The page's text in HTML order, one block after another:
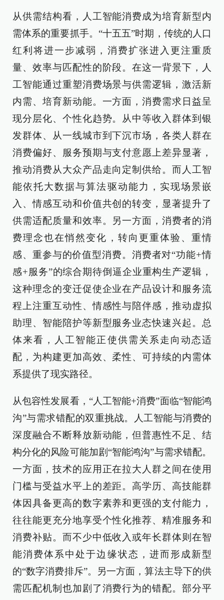
从供需结构看，人工智能消费成为培育新型内
需体系的重要抓手。“十五五”时期，传统的人口
红利将进一步减弱，消费扩张进入更注重质
量、效率与匹配性的阶段。在这一背景下，人
工智能通过重塑消费场景与供需逻辑，激活新
内需、培育新动能。一方面，消费需求日益呈
现分层化、个性化趋势。从中等收入群体到银
发群体、从一线城市到下沉市场，各类人群在
消费偏好、服务预期与支付意愿上差异显著，
推动消费从大众产品走向定制供给。而人工智
能依托大数据与算法驱动能力，实现场景嵌
入、情感互动和价值共创的转变，显著提升了
供需适配质量和效率。另一方面，消费者的消
费理念也在悄然变化，转向更重体验、重情
感、重参与的价值型消费。消费者对“功能+情
感+服务”的综合期待倒逼企业重构生产逻辑，
这种理念的变迁促使企业在产品设计和服务流
程上注重互动性、情感性与陪伴感，推动虚拟
助理、智能陪护等新型服务业态快速兴起。总
体来看，人工智能正使供需关系走向动态适
配，为构建更加高效、柔性、可持续的内需体
系提供了现实路径。
从包容性发展看，“人工智能+消费”面临“智能鸿
沟”与需求错配的双重挑战。人工智能与消费的
深度融合不断释放新动能，但普惠性不足、结
构分化的风险可能加剧“智能鸿沟”与需求错配。
一方面，技术的应用正在拉大人群之间在使用
门槛与受益水平上的差距。高学历、高技能群
体因具备更高的数字素养和更强的支付能力，
往往能更充分地享受个性化推荐、精准服务和
消费补贴。而不少中低收入或年长群体则在智
能消费体系中处于边缘状态，进而形成新型
的“数字消费排斥”。另一方面，算法主导下的供
需匹配机制也加剧了消费行为的错配。部分平